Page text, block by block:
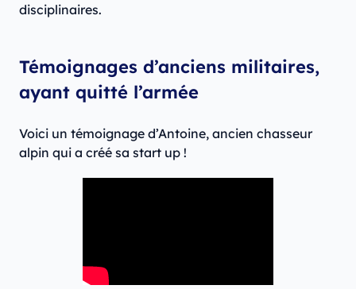
disciplinaires.
Témoignages d’anciens militaires,
ayant quitté l’armée
Voici un témoignage d’Antoine, ancien chasseur
alpin qui a créé sa start up !